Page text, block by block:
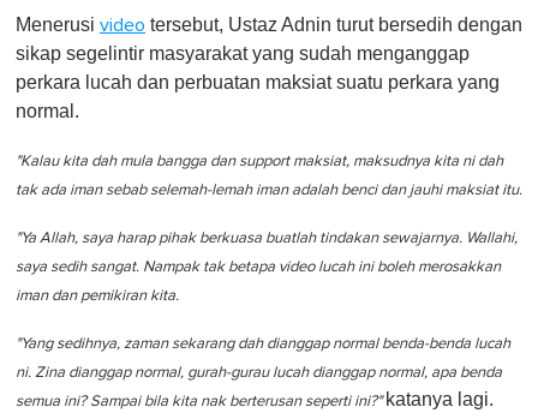
Menerusi video tersebut, Ustaz Adnin turut bersedih dengan
sikap segelintir masyarakat yang sudah menganggap
perkara lucah dan perbuatan maksiat suatu perkara yang
normal.
"Kalau kita dah mula bangga dan support maksiat, maksudnya kita ni dah
tak ada iman sebab selemah-lemah iman adalah benci dan jauhi maksiat itu.
"Ya Allah, saya harap pihak berkuasa buatlah tindakan sewajarnya. Wallahi,
saya sedih sangat. Nampak tak betapa video lucah ini boleh merosakkan
iman dan pemikiran kita.
"Yang sedihnya, zaman sekarang dah dianggap normal benda-benda lucah
ni. Zina dianggap normal, gurah-gurau lucah dianggap normal, apa benda
semua ini? Sampai bila kita nak berterusan seperti ini?" katanya lagi.